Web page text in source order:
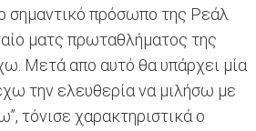
σημαντικό πρόσωπο της Ρεάλ
ματς πρωταθλήματος της
Μετά απο αυτό θα υπάρχει μία
την ελευθερία να μιλήσω με
τόνισε χαρακτηριστικά ο